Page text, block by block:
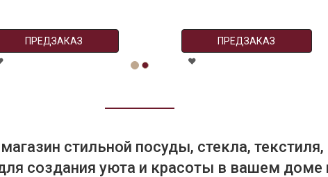
ПРЕДЗАКАЗ ПРЕДЗАКАЗ
стильной посуды, стекла,
создания уюта и красоты в вашем доме